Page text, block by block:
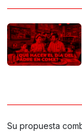
Su propuesta